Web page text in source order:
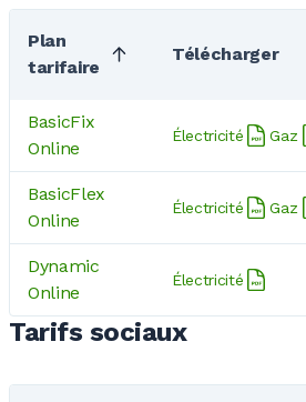
Plan
tarifaire
Télécharger
BasicFix
Online
Électricité Gaz
BasicFlex
Online
Électricité Gaz
Dynamic
Online
Électricité
Tarifs sociaux